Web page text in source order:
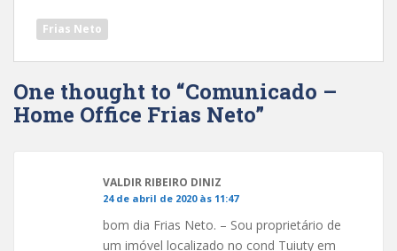
Frias Neto
One thought to “Comunicado –
Home Office Frias Neto”
VALDIR RIBEIRO DINIZ
24 de abril de 2020 às 11:47
bom dia Frias Neto. – Sou proprietário de
um imóvel localizado no cond Tuiuty em